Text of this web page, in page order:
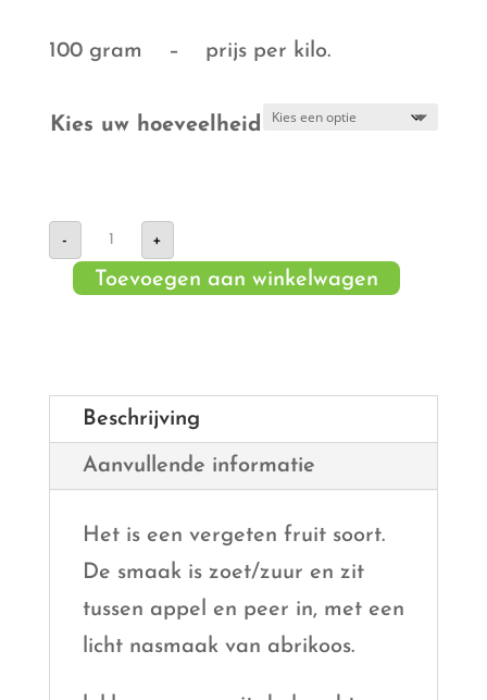
tot
100 gram – prijs per kilo.
Kies uw hoeveelheid
-
Mispel
aantal
+
Toevoegen aan winkelwagen
Beschrijving
Aanvullende informatie
Het is een vergeten fruit soort.
De smaak is zoet/zuur en zit
tussen appel en peer in, met een
licht nasmaak van abrikoos.